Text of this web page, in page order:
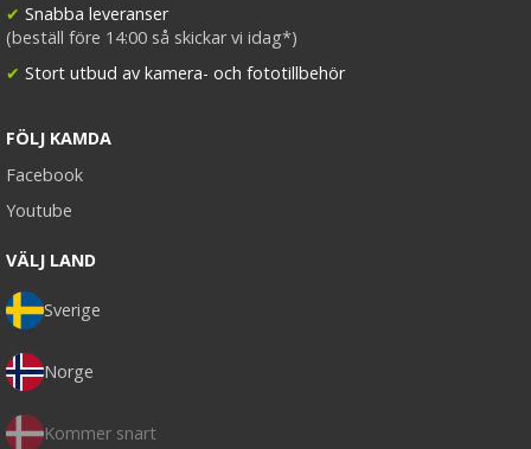
✔ Snabba leveranser
(beställ före 14:00 så skickar vi idag*)
✔ Stort utbud av kamera- och fototillbehör
FÖLJ KAMDA
Facebook
Youtube
VÄLJ LAND
Sverige
Norge
Kommer snart